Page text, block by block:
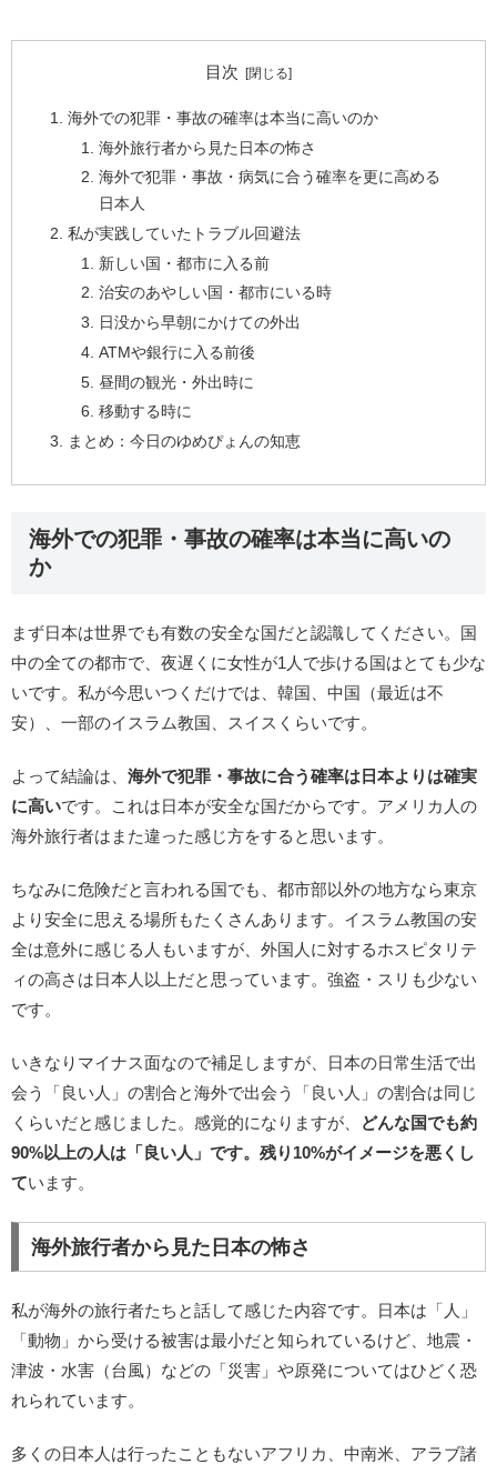
目次
海外での犯罪・事故の確率は本当に高いのか
海外旅行者から見た日本の怖さ
海外で犯罪・事故・病気に合う確率を更に高める
日本人
私が実践していたトラブル回避法
新しい国・都市に入る前
治安のあやしい国・都市にいる時
日没から早朝にかけての外出
ATMや銀行に入る前後
昼間の観光・外出時に
移動する時に
まとめ：今日のゆめぴょんの知恵
海外での犯罪・事故の確率は本当に高いの
か
まず日本は世界でも有数の安全な国だと認識してください。国
中の全ての都市で、夜遅くに女性が1人で歩ける国はとても少な
いです。私が今思いつくだけでは、韓国、中国（最近は不
安）、一部のイスラム教国、スイスくらいです。
よって結論は、 海外で犯罪・事故に合う確率は日本よりは確実
に高いです。これは日本が安全な国だからです。アメリカ人の
海外旅行者はまた違った感じ方をすると思います。
ちなみに危険だと言われる国でも、都市部以外の地方なら東京
より安全に思える場所もたくさんあります。イスラム教国の安
全は意外に感じる人もいますが、外国人に対するホスピタリテ
ィの高さは日本人以上だと思っています。強盗・スリも少ない
です。
いきなりマイナス面なので補足しますが、日本の日常生活で出
会う「良い人」の割合と海外で出会う「良い人」の割合は同じ
くらいだと感じました。感覚的になりますが、
どんな国でも約
90%以上の人は「良い人」です。残り10%がイメージを悪くし
ています。
海外旅行者から見た日本の怖さ
私が海外の旅行者たちと話して感じた内容です。日本は「人」
「動物」から受ける被害は最小だと知られているけど、地震・
津波・水害（台風）などの「災害」や原発についてはひどく恐
れられています。
多くの日本人は行ったこともないアフリカ、中南米、アラブ諸